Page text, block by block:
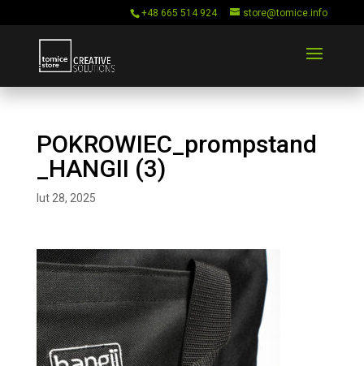
+48 665 514 924 store@tomice.info
POKROWIEC_prompstand
_HANGII (3)
lut 28, 2025